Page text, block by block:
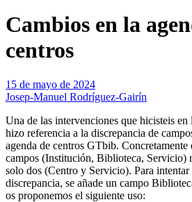
Cambios en la
centros
15 de mayo de 2024
Josep-Manuel Rodríguez-Gairín
Una de las intervenciones que hicisteis en
hizo referencia a la discrepancia de
agenda de centros GTbib.
campos (Institución, Biblioteca, Servicio)
solo dos (Centro y Servicio). Para intentar
discrepancia, se añade un campo
os proponemos el siguiente uso: